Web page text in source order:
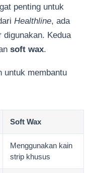
penting untuk
Healthline, ada
digunakan. Kedua
soft wax.
untuk membantu
Soft Wax
Menggunakan kain
strip khusus